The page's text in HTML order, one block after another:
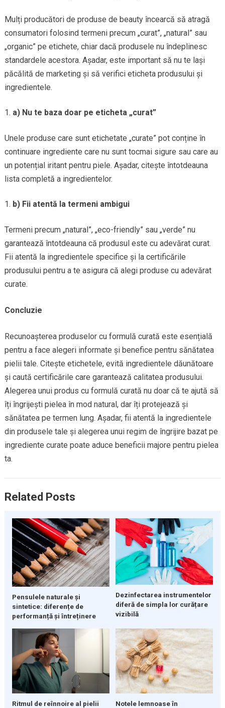
Mulți producători de produse de beauty încearcă să atragă
consumatori folosind termeni precum „curat”, „natural” sau
„organic” pe etichete, chiar dacă produsele nu îndeplinesc
standardele acestora. Așadar, este important să nu te lași
păcălită de marketing și să verifici eticheta produsului și
ingredientele.
a) Nu te baza doar pe eticheta „curat”
Unele produse care sunt etichetate „curate” pot conține în
continuare ingrediente care nu sunt tocmai sigure sau care au
un potențial iritant pentru piele. Așadar, citește întotdeauna
lista completă a ingredientelor.
b) Fii atentă la termeni ambigui
Termeni precum „natural”, „eco-friendly” sau „verde” nu
garantează întotdeauna că produsul este cu adevărat curat.
Fii atentă la ingredientele specifice și la certificările
produsului pentru a te asigura că alegi produse cu adevărat
curate.
Concluzie
Recunoașterea produselor cu formulă curată este esențială
pentru a face alegeri informate și benefice pentru sănătatea
pielii tale. Citește etichetele, evită ingredientele dăunătoare
și caută certificările care garantează calitatea produsului.
Alegerea unui produs cu formulă curată nu doar că te ajută să
îți îngrijești pielea în mod natural, dar îți protejează și
sănătatea pe termen lung. Așadar, fii atentă la ingredientele
din produsele tale și alegerea unui regim de îngrijire bazat pe
ingrediente curate poate aduce beneficii majore pentru pielea
ta.
Related Posts
Pensulele naturale și
sintetice: diferențe de
performanță și întreținere
Dezinfectarea instrumentelor
diferă de simpla lor curățare
vizibilă
Ritmul de reînnoire al pielii
Notele lemnoase în